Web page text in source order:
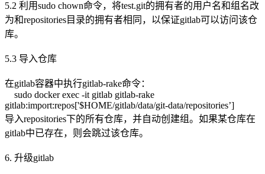
5.2 利用sudo chown命令，将test.git的拥有者的用户名和组名改
为和repositories目录的拥有者相同，以保证gitlab可以访问该仓
库。
5.3 导入仓库
在gitlab容器中执行gitlab-rake命令：
sudo docker exec -it gitlab gitlab-rake
gitlab:import:repos['$HOME/gitlab/data/git-data/repositories’]
导入repositories下的所有仓库，并自动创建组。如果某仓库在
gitlab中已存在，则会跳过该仓库。
6. 升级gitlab